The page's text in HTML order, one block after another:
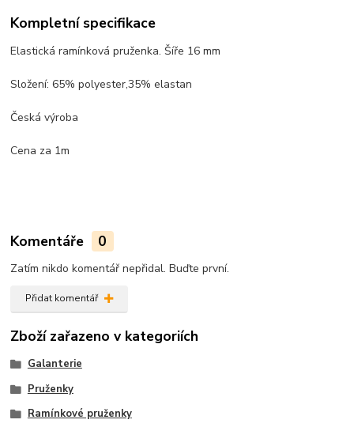
Kompletní specifikace
Elastická ramínková pruženka. Šíře 16 mm
Složení: 65% polyester,35% elastan
Česká výroba
Cena za 1m
Komentáře 0
Zatím nikdo komentář nepřidal. Buďte první.
Přidat komentář
Zboží zařazeno v kategoriích
Galanterie
Pruženky
Ramínkové pruženky